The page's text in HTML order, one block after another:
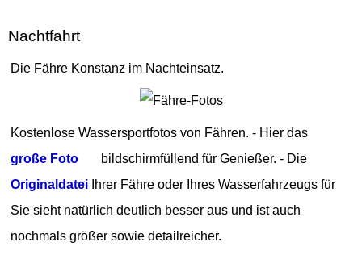
Nachtfahrt
Die Fähre Konstanz im Nachteinsatz.
Kostenlose Wassersportfotos von Fähren. - Hier das
große Foto
bildschirmfüllend für Genießer. - Die
Originaldatei Ihrer Fähre oder Ihres Wasserfahrzeugs für
Sie sieht natürlich deutlich besser aus und ist auch
nochmals größer sowie detailreicher.